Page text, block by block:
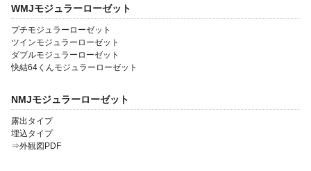
WMJモジュラーローゼット
プチモジュラーローゼット
ツインモジュラーローゼット
ダブルモジュラーローゼット
快結64くんモジュラーローゼット
NMJモジュラーローゼット
露出タイプ
埋込タイプ
⇒外観図PDF